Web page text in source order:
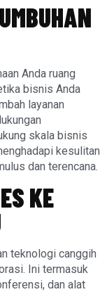
Anda ruang
bisnis Anda
layanan
skala bisnis
kesulitan
dan terencana.
KE
teknologi canggih
Ini termasuk
dan alat